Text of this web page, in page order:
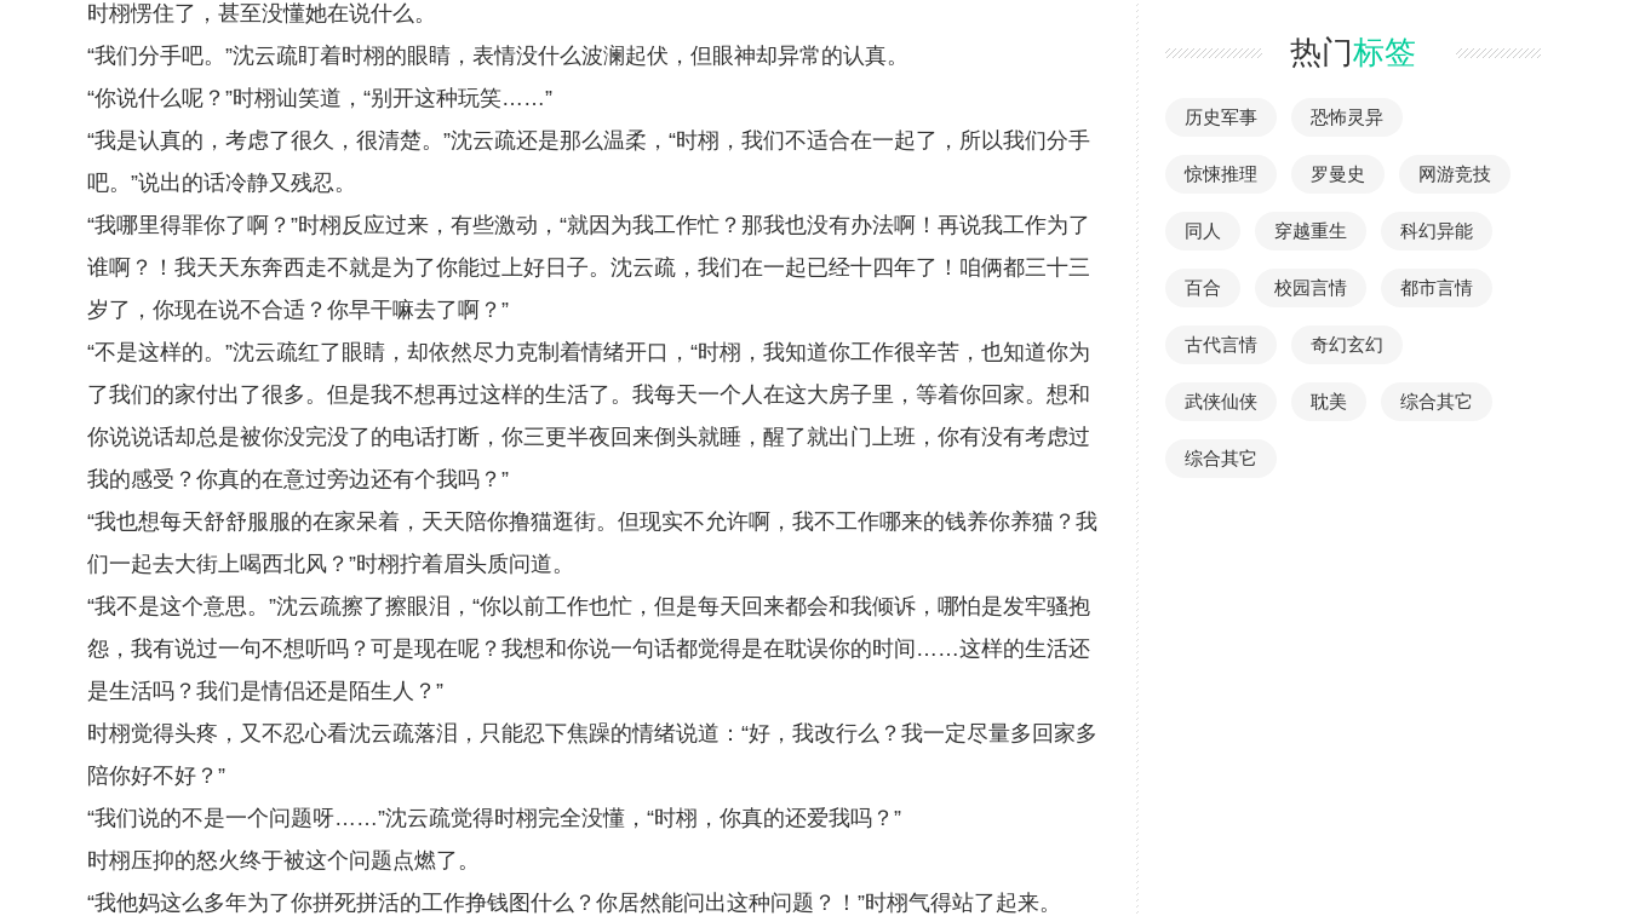
时栩愣住了，甚至没懂她在说什么。
“我们分手吧。”沈云疏盯着时栩的眼睛，表情没什么波澜起伏，但眼神却异常的认真。
“你说什么呢？”时栩讪笑道，“别开这种玩笑……”
“我是认真的，考虑了很久，很清楚。”沈云疏还是那么温柔，“时栩，我们不适合在一起了，所以我们分手
吧。”说出的话冷静又残忍。
“我哪里得罪你了啊？”时栩反应过来，有些激动，“就因为我工作忙？那我也没有办法啊！再说我工作为了
谁啊？！我天天东奔西走不就是为了你能过上好日子。沈云疏，我们在一起已经十四年了！咱俩都三十三
岁了，你现在说不合适？你早干嘛去了啊？”
“不是这样的。”沈云疏红了眼睛，却依然尽力克制着情绪开口，“时栩，我知道你工作很辛苦，也知道你为
了我们的家付出了很多。但是我不想再过这样的生活了。我每天一个人在这大房子里，等着你回家。想和
你说说话却总是被你没完没了的电话打断，你三更半夜回来倒头就睡，醒了就出门上班，你有没有考虑过
我的感受？你真的在意过旁边还有个我吗？”
“我也想每天舒舒服服的在家呆着，天天陪你撸猫逛街。但现实不允许啊，我不工作哪来的钱养你养猫？我
们一起去大街上喝西北风？”时栩拧着眉头质问道。
“我不是这个意思。”沈云疏擦了擦眼泪，“你以前工作也忙，但是每天回来都会和我倾诉，哪怕是发牢骚抱
怨，我有说过一句不想听吗？可是现在呢？我想和你说一句话都觉得是在耽误你的时间……这样的生活还
是生活吗？我们是情侣还是陌生人？”
时栩觉得头疼，又不忍心看沈云疏落泪，只能忍下焦躁的情绪说道：“好，我改行么？我一定尽量多回家多
陪你好不好？”
“我们说的不是一个问题呀……”沈云疏觉得时栩完全没懂，“时栩，你真的还爱我吗？”
时栩压抑的怒火终于被这个问题点燃了。
“我他妈这么多年为了你拼死拼活的工作挣钱图什么？你居然能问出这种问题？！”时栩气得站了起来。
热门标签
历史军事 恐怖灵异
惊悚推理 罗曼史 网游竞技
同人 穿越重生 科幻异能
百合 校园言情 都市言情
古代言情 奇幻玄幻
武侠仙侠 耽美 综合其它
综合其它